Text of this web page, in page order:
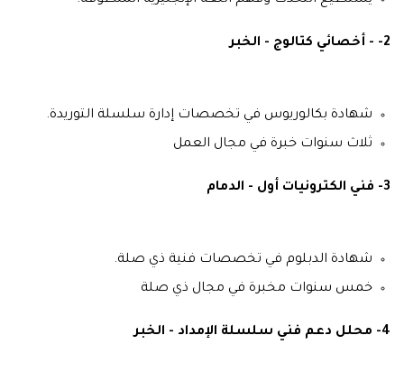
2- - أخصائي كتالوج - الخبر
شهادة بكالوريوس في تخصصات إدارة سلسلة التوريدة.
ثلاث سنوات خبرة في مجال العمل
3- فني الكترونيات أول - الدمام
شهادة الدبلوم في تخصصات فنية ذي صلة.
خمس سنوات مخبرة في مجال ذي صلة
4- محلل دعم فني سلسلة الإمداد - الخبر